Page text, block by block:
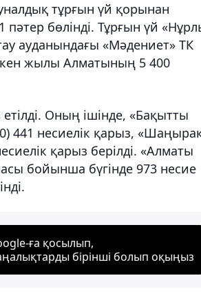
тұрғын үй қорынан
пәтер бөлінді. Тұрғын үй
ауданындағы «Мәдениет» ТК
жылы Алматының 5 400
Оның ішінде, «Бақытты
441 несиелік қарыз,
қарыз берілді. «Алматы
бойынша бүгінде 973 несие
ға қосылып,
бірінші болып оқыңыз